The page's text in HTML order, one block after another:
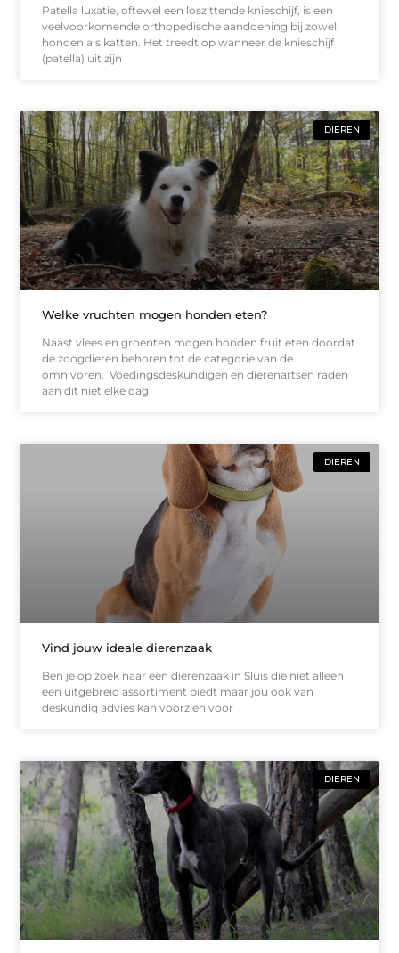
Patella luxatie, oftewel een loszittende knieschijf, is een
veelvoorkomende orthopedische aandoening bij zowel
honden als katten. Het treedt op wanneer de knieschijf
(patella) uit zijn
DIEREN
Welke vruchten mogen honden eten?
Naast vlees en groenten mogen honden fruit eten doordat
de zoogdieren behoren tot de categorie van de
omnivoren. Voedingsdeskundigen en dierenartsen raden
aan dit niet elke dag
DIEREN
Vind jouw ideale dierenzaak
Ben je op zoek naar een dierenzaak in Sluis die niet alleen
een uitgebreid assortiment biedt maar jou ook van
deskundig advies kan voorzien voor
DIEREN